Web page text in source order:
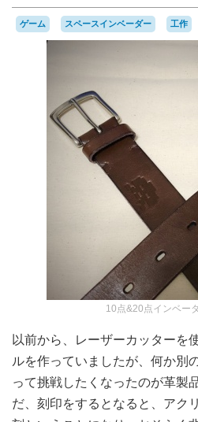
ゲーム スペースインベーダー 工作
10点&20点インベー
以前から、レーザーカッターを
ルを作っていましたが、何か別
って挑戦したくなったのが革製
だ、刻印をするとなると、アク